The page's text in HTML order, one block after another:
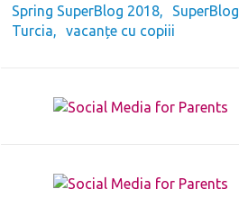
Spring SuperBlog 2018
SuperBlog
Turcia
vacanțe cu copiii